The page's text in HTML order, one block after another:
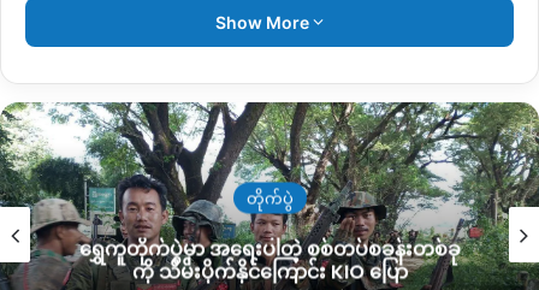
“ ငြိမ်းချမ်းရေးဆွေးနွေးမယ်ဆိုပြီး ပြောဆိုနေတာတော့
ဒါပေမယ့် ကချင်ဒေသမှာက လုပ်ငန်းဖော်ဆောင်လာတာက မမြင်ရ
ဆက်ပြီးချုပ်ကိုင်မယ်။ စစ်တပ်နဲ့ ဆက်သွားအုံးမယ်။ ချုံပြောရရင်
တိုက်ပွဲတွေ ဆက်တိုက်အုံးမယ်ဆိုတဲ့ သဘောပါ”လို့ ပြောပါတယ်။
ကချင်ပြည်နယ်ထဲကို စစ်တပ်က သံချပ်ကားအပါ စစ်အင်အား၊ စစ်
လက်နက်၊ စစ်ရိက္ခာအပြည့်တင်ဆောင်တဲ့ စစ်ကား အစီး ၄၀၀
ကျော် မန္တလေးဘက်ကနေ မြစ်ကြီးနားကို ဦးတည်ပြီး ချီတက်လာခဲ့
ပါတယ်။
Show More
တိုက်ပွဲ
ရွှေကူတိုက်ပွဲမှာ အရေးပါတဲ့ စစ်တပ်စခန်းတစ်ခု
ကို သိမ်းပိုက်နိုင်ကြောင်း KIO ပြော